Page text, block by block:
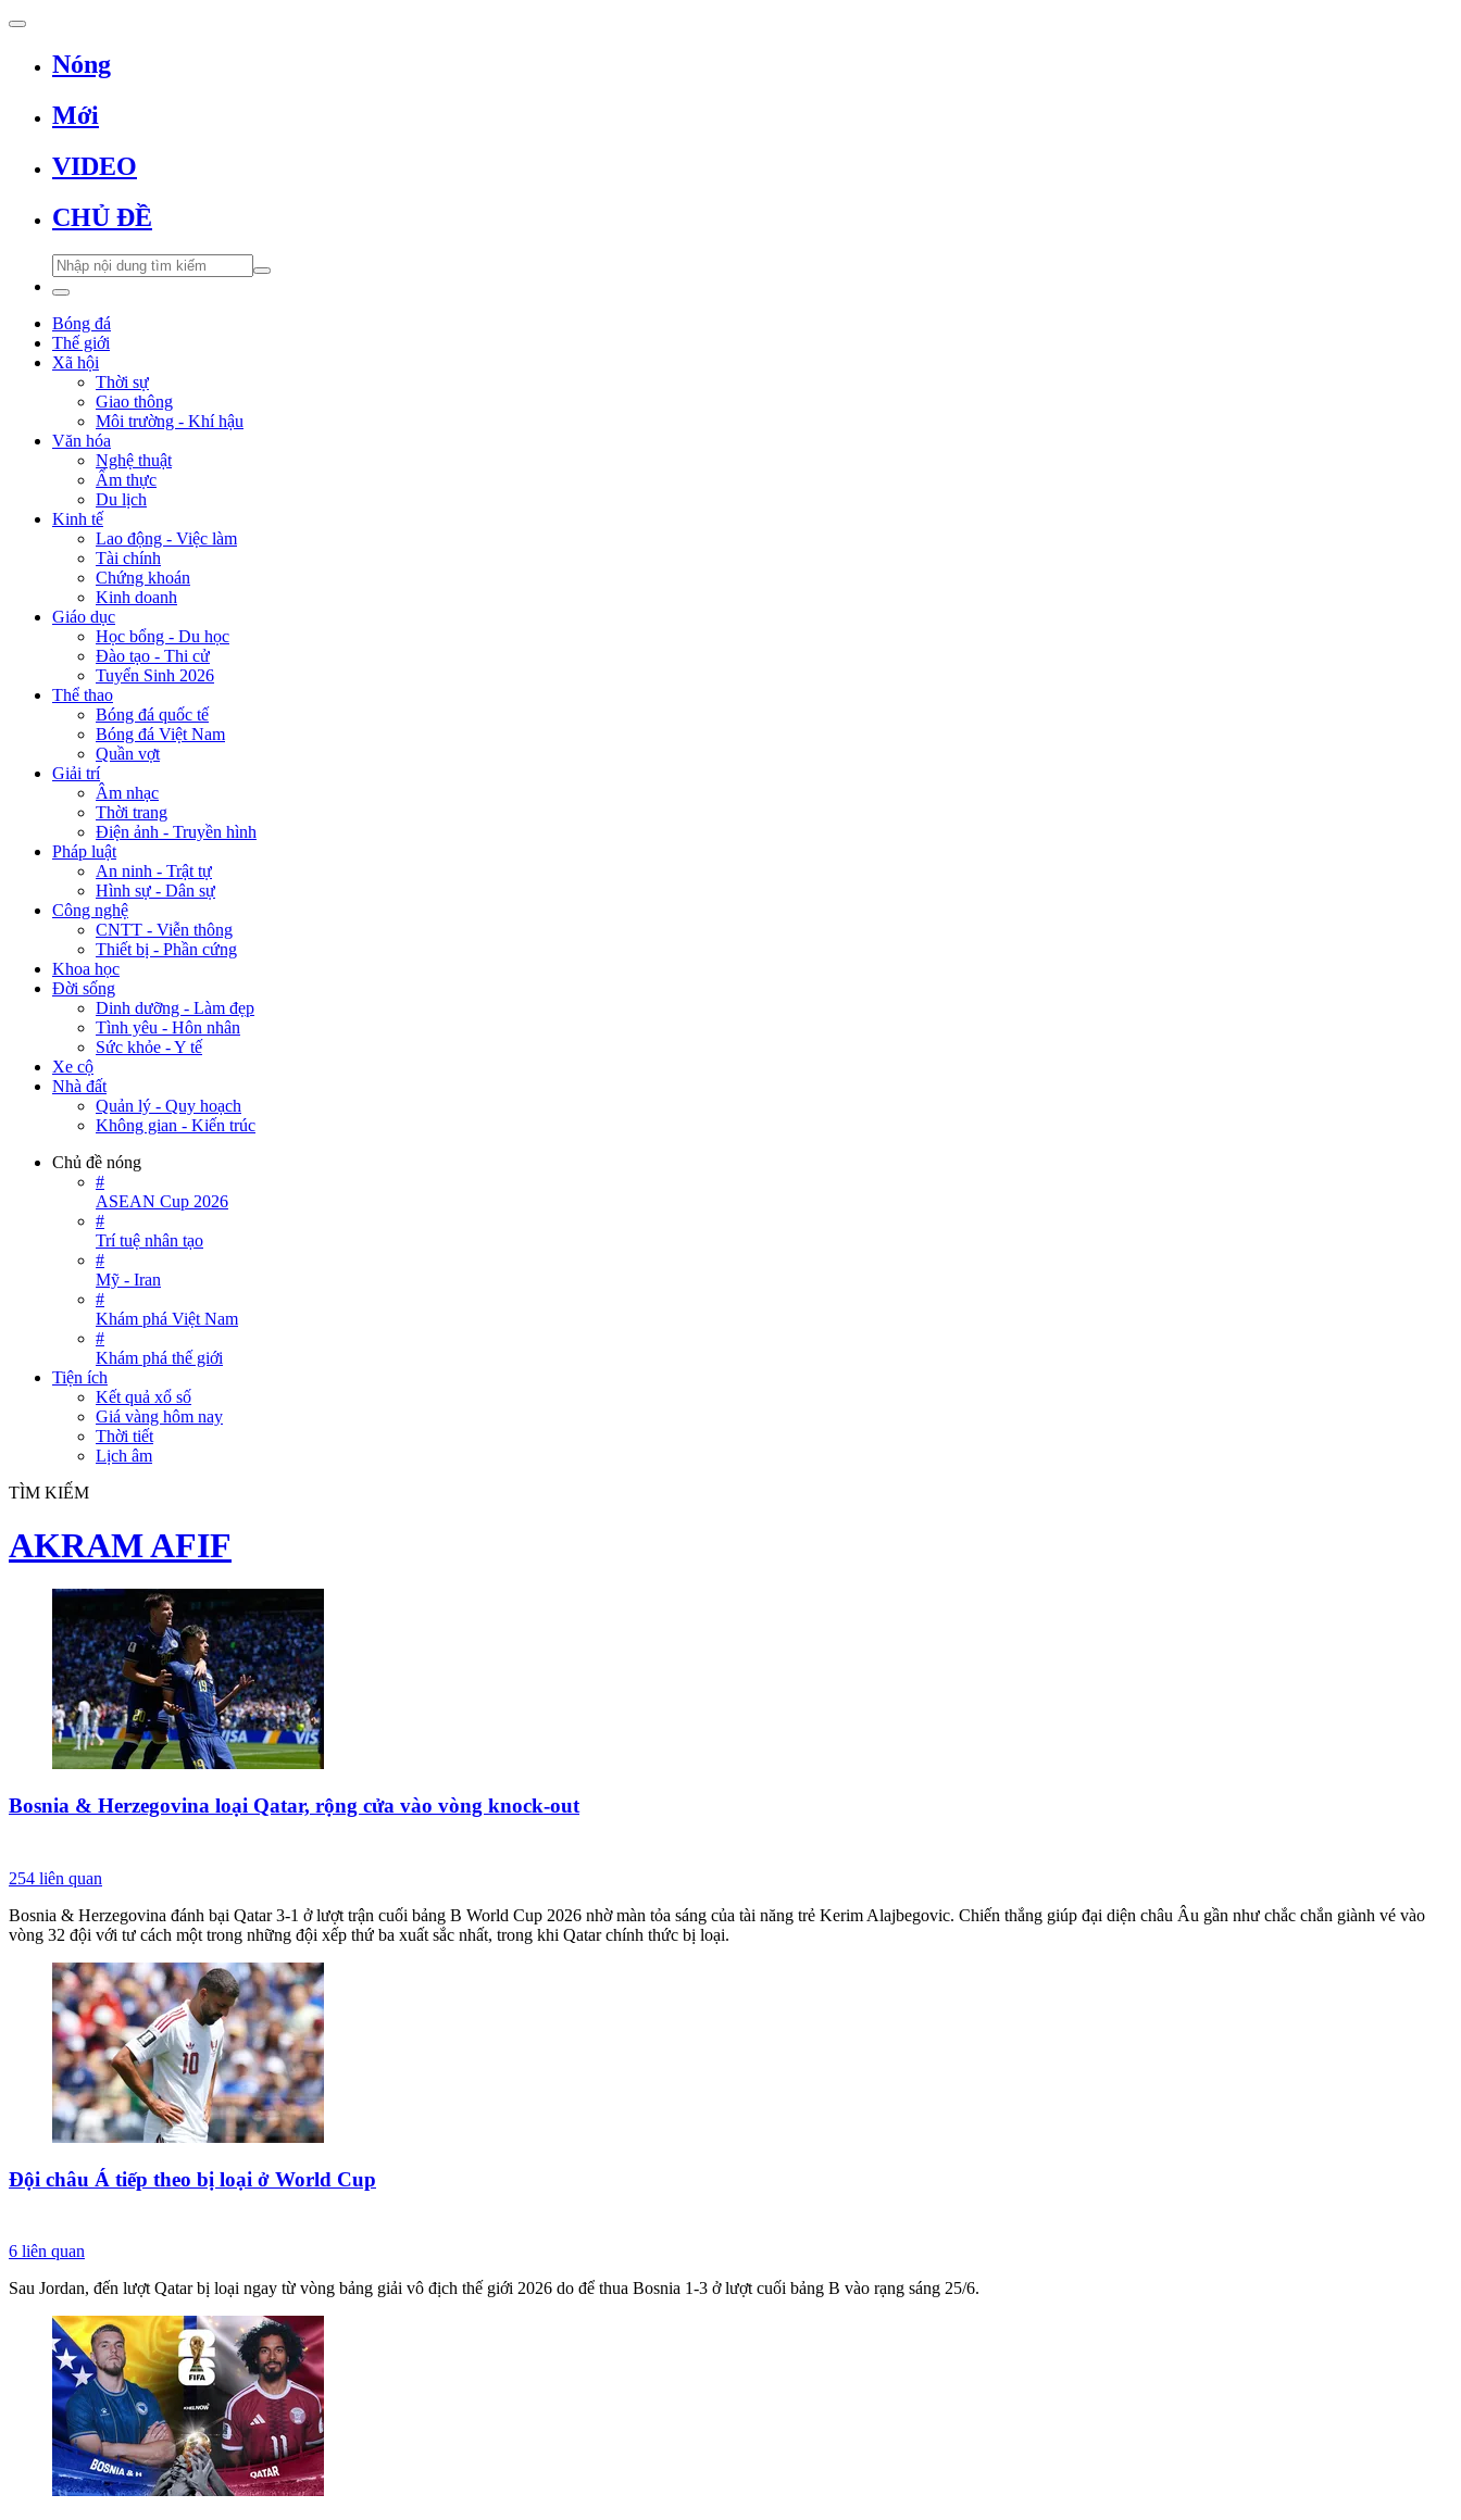
Nóng
Mới
VIDEO
CHỦ ĐỀ
Bóng đá
Thế giới
Xã hội
Thời sự
Giao thông
Môi trường - Khí hậu
Văn hóa
Nghệ thuật
Ẩm thực
Du lịch
Kinh tế
Lao động - Việc làm
Tài chính
Chứng khoán
Kinh doanh
Giáo dục
Học bổng - Du học
Đào tạo - Thi cử
Tuyển Sinh 2026
Thể thao
Bóng đá quốc tế
Bóng đá Việt Nam
Quần vợt
Giải trí
Âm nhạc
Thời trang
Điện ảnh - Truyền hình
Pháp luật
An ninh - Trật tự
Hình sự - Dân sự
Công nghệ
CNTT - Viễn thông
Thiết bị - Phần cứng
Khoa học
Đời sống
Dinh dưỡng - Làm đẹp
Tình yêu - Hôn nhân
Sức khỏe - Y tế
Xe cộ
Nhà đất
Quản lý - Quy hoạch
Không gian - Kiến trúc
Chủ đề nóng
#
ASEAN Cup 2026
#
Trí tuệ nhân tạo
#
Mỹ - Iran
#
Khám phá Việt Nam
#
Khám phá thế giới
Tiện ích
Kết quả xổ số
Giá vàng hôm nay
Thời tiết
Lịch âm
TÌM KIẾM
AKRAM AFIF
Bosnia & Herzegovina loại Qatar, rộng cửa vào vòng knock-out
254 liên quan
Bosnia & Herzegovina đánh bại Qatar 3-1 ở lượt trận cuối bảng B World Cup 2026 nhờ màn tỏa sáng của tài năng trẻ Kerim Alajbegovic. Chiến thắng giúp đại diện châu Âu gần như chắc chắn giành vé vào
vòng 32 đội với tư cách một trong những đội xếp thứ ba xuất sắc nhất, trong khi Qatar chính thức bị loại.
Đội châu Á tiếp theo bị loại ở World Cup
6 liên quan
Sau Jordan, đến lượt Qatar bị loại ngay từ vòng bảng giải vô địch thế giới 2026 do để thua Bosnia 1-3 ở lượt cuối bảng B vào rạng sáng 25/6.